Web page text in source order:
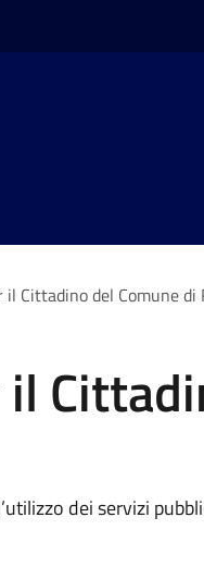
Cittadino del Comune di
dei servizi